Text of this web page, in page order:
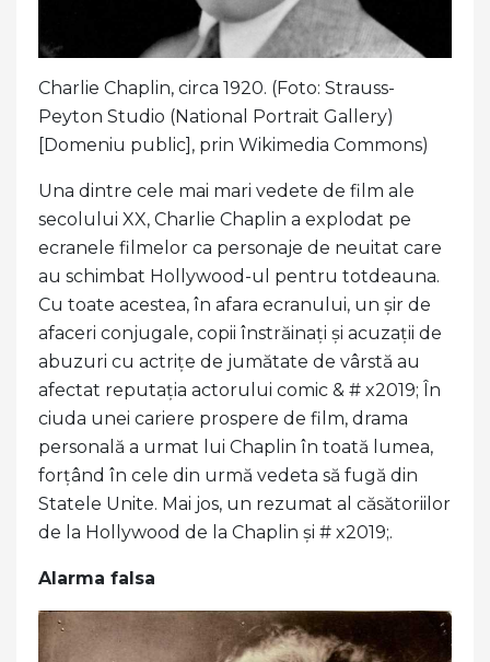
Charlie Chaplin, circa 1920. (Foto: Strauss-
Peyton Studio (National Portrait Gallery)
[Domeniu public], prin Wikimedia Commons)
Una dintre cele mai mari vedete de film ale
secolului XX, Charlie Chaplin a explodat pe
ecranele filmelor ca personaje de neuitat care
au schimbat Hollywood-ul pentru totdeauna.
Cu toate acestea, în afara ecranului, un șir de
afaceri conjugale, copii înstrăinați și acuzații de
abuzuri cu actrițe de jumătate de vârstă au
afectat reputația actorului comic & # x2019; În
ciuda unei cariere prospere de film, drama
personală a urmat lui Chaplin în toată lumea,
forțând în cele din urmă vedeta să fugă din
Statele Unite. Mai jos, un rezumat al căsătoriilor
de la Hollywood de la Chaplin și # x2019;.
Alarma falsa